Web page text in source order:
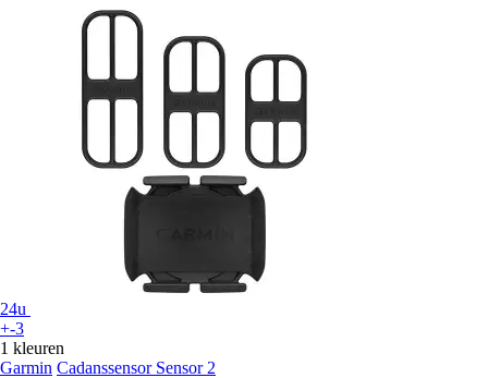
24u
+-3
1 kleuren
Garmin Cadanssensor Sensor 2